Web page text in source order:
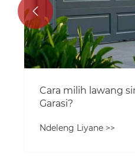
Cara milih lawang
Garasi?
Ndeleng Liyane >>
